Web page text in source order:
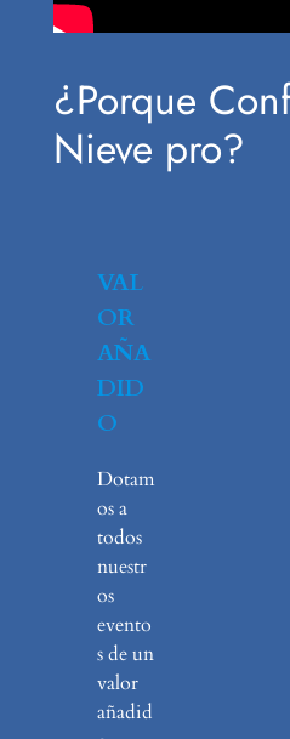
¿Porque
Nieve pro?
VAL
OR
AÑA
DID
O
Dotam
os a
todos
nuestr
os
evento
s de un
valor
añadid